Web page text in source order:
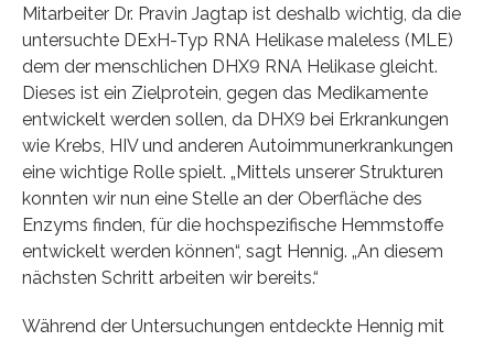
Mitarbeiter Dr. Pravin Jagtap ist deshalb wichtig, da die
untersuchte DExH-Typ RNA Helikase maleless (MLE)
dem der menschlichen DHX9 RNA Helikase gleicht.
Dieses ist ein Zielprotein, gegen das Medikamente
entwickelt werden sollen, da DHX9 bei Erkrankungen
wie Krebs, HIV und anderen Autoimmunerkrankungen
eine wichtige Rolle spielt. „Mittels unserer Strukturen
konnten wir nun eine Stelle an der Oberfläche des
Enzyms finden, für die hochspezifische Hemmstoffe
entwickelt werden können“, sagt Hennig. „An diesem
nächsten Schritt arbeiten wir bereits.“
Während der Untersuchungen entdeckte Hennig mit